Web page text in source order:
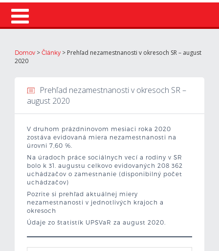
Mzdová kalkulačka
Vytvor si životopis
Uchádzači
Zamestnávatelia
Domov > Články > Prehľad nezamestnanosti v okresoch SR – august
2020
Prehľad nezamestnanosti v okresoch SR –
august 2020
V druhom prázdninovom mesiaci roka 2020
zostáva evidovaná miera nezamestnanosti na
úrovni 7,60 %.
Na úradoch práce sociálnych vecí a rodiny v SR
bolo k 31. augustu celkovo evidovaných 208 362
uchádzačov o zamestnanie (disponibilný počet
uchádzačov)
Pozrite si prehľad aktuálnej miery
nezamestnanosti v jednotlivých krajoch a
okresoch
Údaje zo štatistík UPSVaR za august 2020.